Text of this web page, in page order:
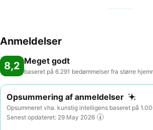
Anmeldelser
8,2 Meget godt
baseret på 6.291 bedømmelser fra større
Opsummering af anmeldelser
Opsummeret vha. kunstig intelligens baseret på
Senest opdateret: 29 May 2026